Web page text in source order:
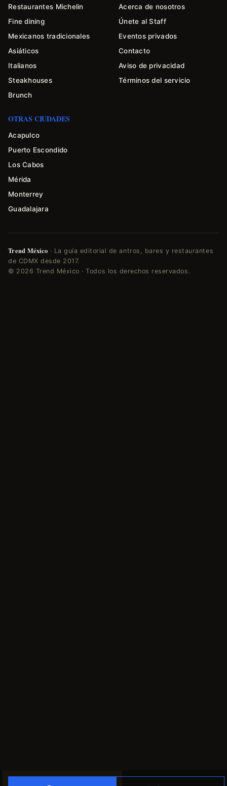
Restaurantes Michelin
Fine dining
Mexicanos tradicionales
Asiáticos
Italianos
Steakhouses
Brunch
Acerca de nosotros
Únete al Staff
Eventos privados
Contacto
Aviso de privacidad
Términos del servicio
OTRAS CIUDADES
Acapulco
Puerto Escondido
Los Cabos
Mérida
Monterrey
Guadalajara
Trend México · La guía editorial de antros, bares y restaurantes
de CDMX desde 2017.
© 2026 Trend México · Todos los derechos reservados.